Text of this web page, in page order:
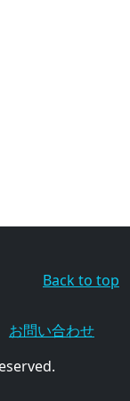
Back to top
お問い合わせ